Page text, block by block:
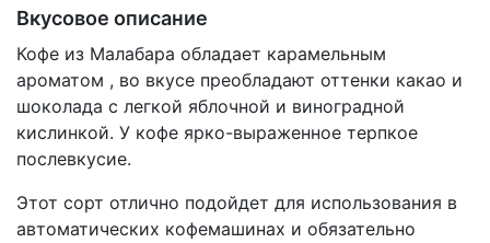
Вкусовое описание
Кофе из Малабара обладает карамельным
ароматом , во вкусе преобладают оттенки какао и
шоколада с легкой яблочной и виноградной
кислинкой. У кофе ярко-выраженное терпкое
послевкусие.
Этот сорт отлично подойдет для использования в
автоматических кофемашинах и обязательно